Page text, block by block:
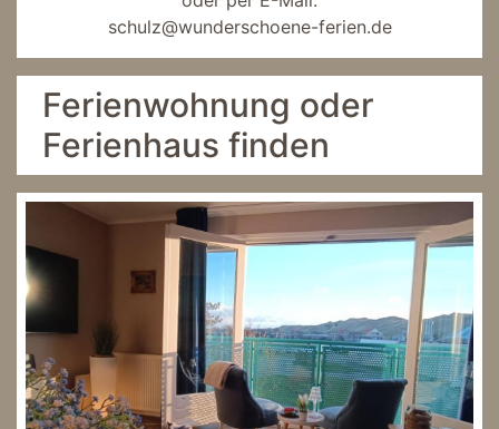
schulz@wunderschoene-ferien.de
Ferienwohnung oder
Ferienhaus finden